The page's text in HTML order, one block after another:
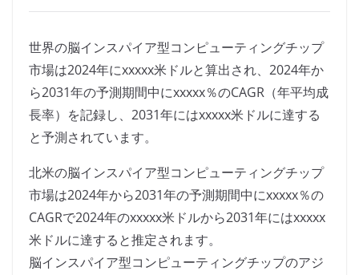
世界の脳インスパイア型コンピューティングチップ
市場は2024年にxxxxx米ドルと算出され、2024年か
ら2031年の予測期間中にxxxxx％のCAGR（年平均成
長率）を記録し、2031年にはxxxxx米ドルに達する
と予測されています。
北米の脳インスパイア型コンピューティングチップ
市場は2024年から2031年の予測期間中にxxxxx％の
CAGRで2024年のxxxxx米ドルから2031年にはxxxxx
米ドルに達すると推定されます。
脳インスパイア型コンピューティングチップのアジ